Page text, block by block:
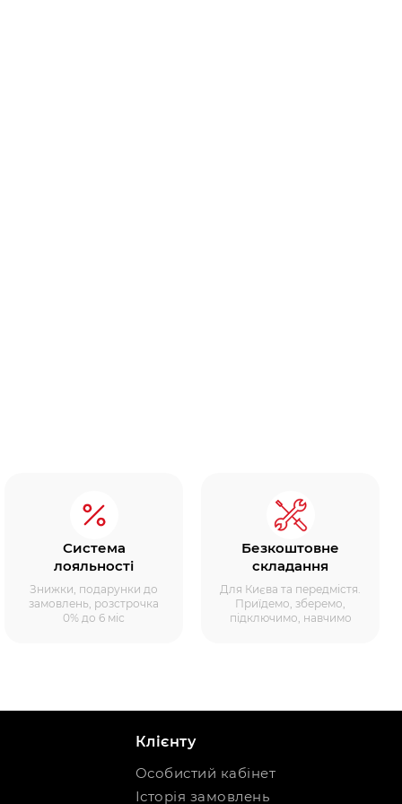
Система
лояльності
Знижки, подарунки до
замовлень, розстрочка
0% до 6 міс
Безкоштовне
складання
Для Києва та передмістя.
Приїдемо, зберемо,
підключимо, навчимо
Клієнту
Особистий кабінет
Історія замовлень